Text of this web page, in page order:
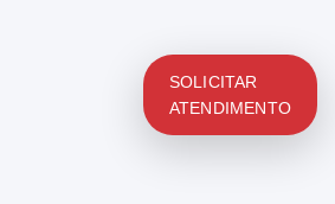
SOLICITAR
ATENDIMENTO